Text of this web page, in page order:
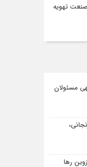
صنعت تهویه
مسئولان
رها